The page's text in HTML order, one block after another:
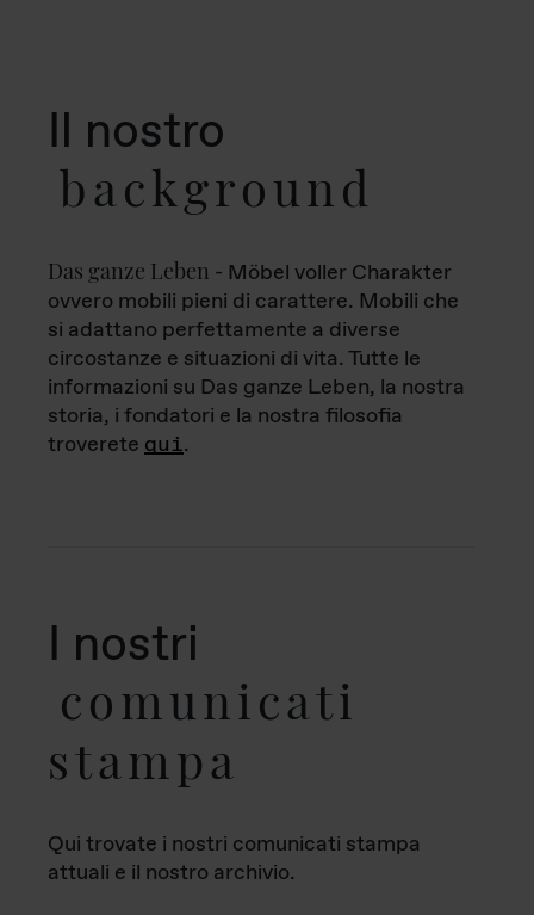
Il nostro
background
Das ganze Leben - Möbel voller Charakter
ovvero mobili pieni di carattere. Mobili che
si adattano perfettamente a diverse
circostanze e situazioni di vita. Tutte le
informazioni su Das ganze Leben, la nostra
storia, i fondatori e la nostra filosofia
troverete qui.
I nostri
comunicati
stampa
Qui trovate i nostri comunicati stampa
attuali e il nostro archivio.